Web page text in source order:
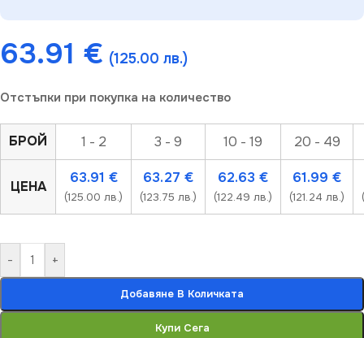
63.91 € (125.00 лв.)
Отстъпки при покупка на количество
БРОЙ 1 - 2 3 - 9 10 - 19 20 - 49
ЦЕНА
63.91 €
(125.00 лв.)
63.27 €
(123.75 лв.)
62.63 €
(122.49 лв.)
61.99 €
(121.24 лв.)
- +
Добавяне В Количката
Купи Сега